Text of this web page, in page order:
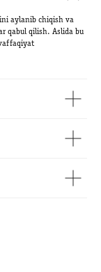
aylanib chiqish va
qabul qilish. Aslida bu